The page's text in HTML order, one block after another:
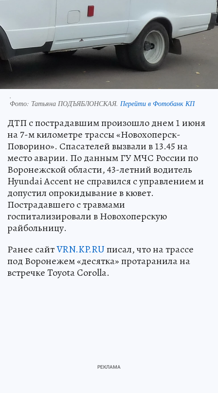
.
Фото: Татьяна ПОДЪЯБЛОНСКАЯ. Перейти в Фотобанк КП
ДТП с пострадавшим произошло днем 1 июня
на 7-м километре трассы «Новохоперск-
Поворино». Спасателей вызвали в 13.45 на
место аварии. По данным ГУ МЧС России по
Воронежской области, 43-летний водитель
Hyundai Accent не справился с управлением и
допустил опрокидывание в кювет.
Пострадавшего с травмами
госпитализировали в Новохоперскую
райбольницу.
Ранее сайтVRN.KP.RUписал, что на трассе
под Воронежем «десятка» протаранила на
встречке Toyota Corolla.